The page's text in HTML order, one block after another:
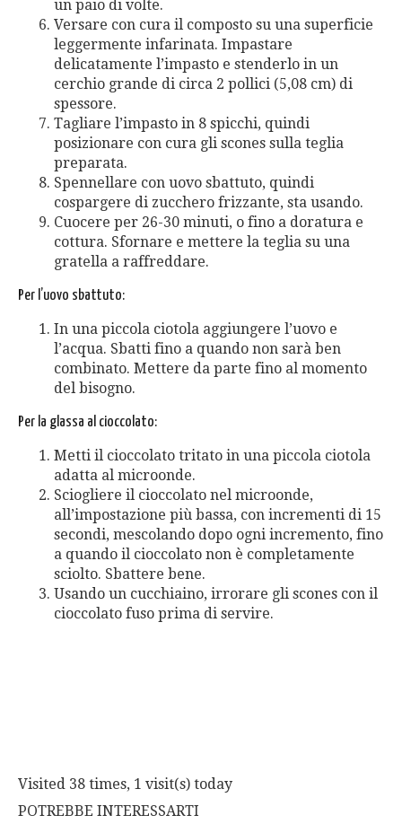
un paio di volte.
Versare con cura il composto su una superficie
leggermente infarinata. Impastare
delicatamente l’impasto e stenderlo in un
cerchio grande di circa 2 pollici (5,08 cm) di
spessore.
Tagliare l’impasto in 8 spicchi, quindi
posizionare con cura gli scones sulla teglia
preparata.
Spennellare con uovo sbattuto, quindi
cospargere di zucchero frizzante, sta usando.
Cuocere per 26-30 minuti, o fino a doratura e
cottura. Sfornare e mettere la teglia su una
gratella a raffreddare.
Per l’uovo sbattuto:
In una piccola ciotola aggiungere l’uovo e
l’acqua. Sbatti fino a quando non sarà ben
combinato. Mettere da parte fino al momento
del bisogno.
Per la glassa al cioccolato:
Metti il cioccolato tritato in una piccola ciotola
adatta al microonde.
Sciogliere il cioccolato nel microonde,
all’impostazione più bassa, con incrementi di 15
secondi, mescolando dopo ogni incremento, fino
a quando il cioccolato non è completamente
sciolto. Sbattere bene.
Usando un cucchiaino, irrorare gli scones con il
cioccolato fuso prima di servire.
Visited 38 times, 1 visit(s) today
POTREBBE INTERESSARTI